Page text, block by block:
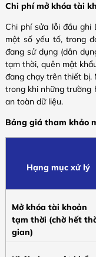
Chi phí mở khóa tài
Chi phí sửa lỗi đầu ghi
một số yếu tố, trong
đang sử dụng (dân
tạm thời, quên mật
đang chạy trên thiết bị.
trong khi những trường
an toàn dữ liệu.
Bảng giá tham khảo
Hạng mục xử lý
Mở khóa tài khoản
tạm thời (chờ hết
gian)